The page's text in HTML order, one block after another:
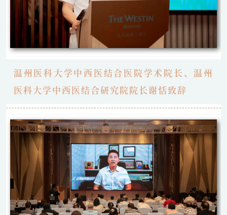
温州医科大学中西医结合医院学术院长、温州
医科大学中西医结合研究院院长谢恬致辞